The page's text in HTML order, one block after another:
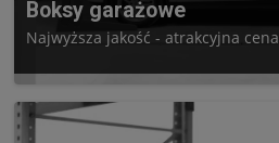
Boksy garażowe
Najwyższa jakość - atrakcyjna cena